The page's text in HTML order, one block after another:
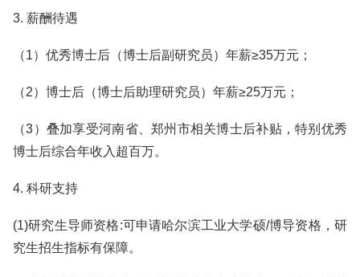
3. 薪酬待遇
（1）优秀博士后（博士后副研究员）年薪≥35万元；
（2）博士后（博士后助理研究员）年薪≥25万元；
（3）叠加享受河南省、郑州市相关博士后补贴，特别优秀
博士后综合年收入超百万。
4. 科研支持
(1)研究生导师资格:可申请哈尔滨工业大学硕/博导资格，研
究生招生指标有保障。